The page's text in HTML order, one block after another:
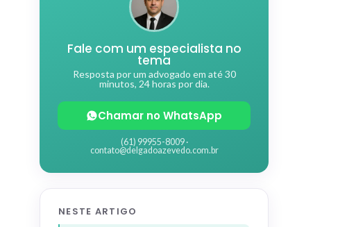
Fale com um especialista no
tema
Resposta por um advogado em até 30
minutos, 24 horas por dia.
Chamar no WhatsApp
(61) 99955-8009 ·
contato@delgadoazevedo.com.br
NESTE ARTIGO